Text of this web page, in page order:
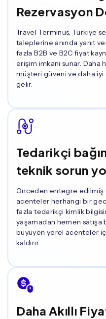
Rezervasyon
Travel Terminus, Türkiye
taleplerine anında yanıt
fazla B2B ve B2C fiyat
erişim imkanı sunar. Daha
müşteri güveni ve daha iyi
gelir.
Tedarikçi
teknik sorun
Önceden entegre edilmiş
acenteler herhangi bir
fazla tedarikçi kimlik
yaşamadan hemen satışa
büyüyen yerel acenteler
kaldırır.
Daha Akıllı